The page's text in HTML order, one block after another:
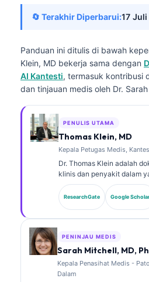
🔄 Terakhir Diperbarui:17
Panduan ini ditulis di bawah
Klein, MD bekerja sama dengan
AI Kantesti, termasuk kontribusi
dan tinjauan medis oleh Dr.
PENULIS UTAMA
Thomas Klein, MD
Kepala Petugas Medis,
Dr. Thomas Klein adalah
klinis dan penyakit dalam
dengan lebih dari 15 tahun
kedokteran laboratorium
berbantuan AI. Sebagai
perusahaan. Dr. Klein
karya tentang interpretasi
ResearchGate Google
PENINJAU MEDIS
Sarah Mitchell, MD,
Kepala Penasihat Medis -
Dalam